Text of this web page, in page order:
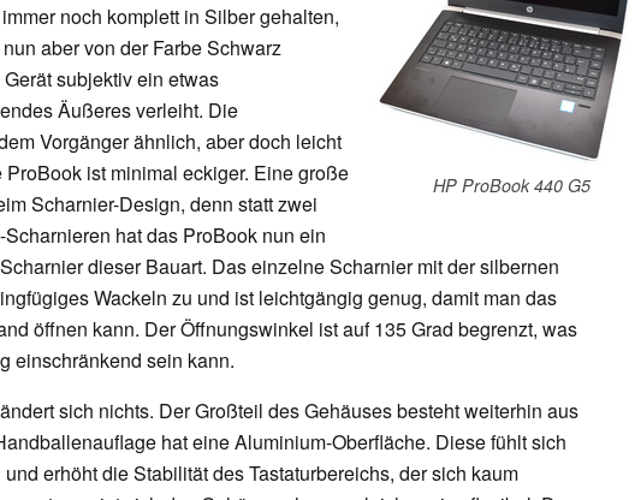
HP ProBook 440 G5
noch komplett in Silber gehalten,
aber von der Farbe Schwarz
subjektiv ein etwas
Äußeres verleiht. Die
Vorgänger ähnlich, aber doch leicht
ist minimal eckiger. Eine große
Scharnier-Design, denn statt zwei
hat das ProBook nun ein
dieser Bauart. Das einzelne Scharnier mit der silbernen
Wackeln zu und ist leichtgängig genug, damit man das
öffnen kann. Der Öffnungswinkel ist auf 135 Grad begrenzt, was
einschränkend sein kann.
sich nichts. Der Großteil des Gehäuses besteht weiterhin aus
hat eine Aluminium-Oberfläche. Diese fühlt sich
erhöht die Stabilität des Tastaturbereichs, der sich kaum